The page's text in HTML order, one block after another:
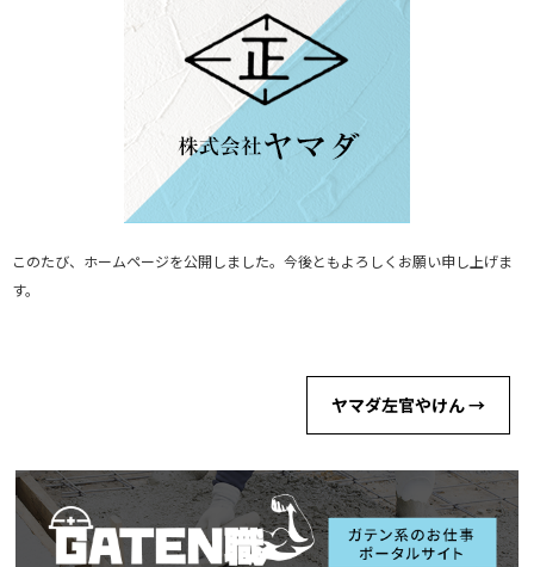
このたび、ホームページを公開しました。今後ともよろしくお願い申し上げま
す。
ヤマダ左官やけん→